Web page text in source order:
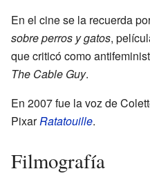
En el cine se la recuerda
sobre perros y gatos,
que criticó como
The Cable Guy.
En 2007 fue la voz de
PixarRatatouille.
Filmografía